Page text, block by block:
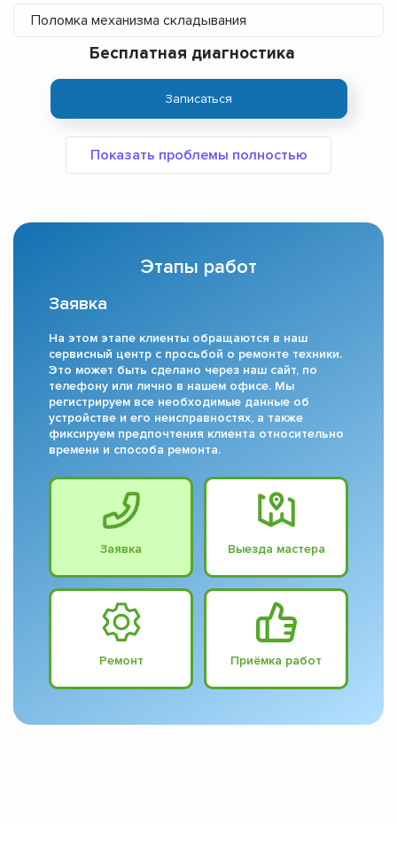
Поломка механизма складывания
Бесплатная диагностика
Записаться
Этапы работ
Заявка
На этом этапе клиенты обращаются в наш
сервисный центр с просьбой о ремонте техники.
Это может быть сделано через наш сайт, по
телефону или лично в нашем офисе. Мы
регистрируем все необходимые данные об
устройстве и его неисправностях, а также
фиксируем предпочтения клиента относительно
времени и способа ремонта.
Заявка Выезда мастера
Ремонт Приёмка работ